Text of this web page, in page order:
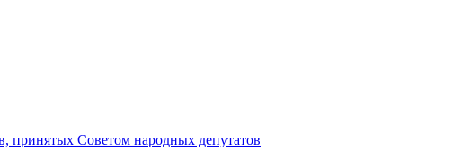
принятых Советом народных депутатов